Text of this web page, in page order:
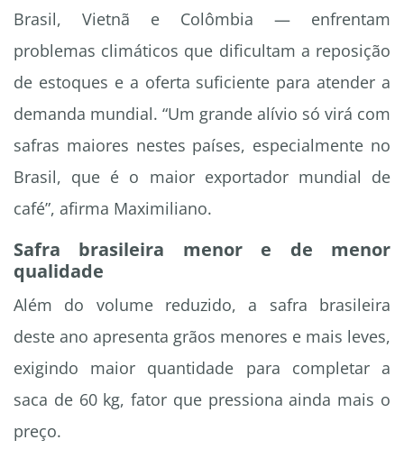
Brasil, Vietnã e Colômbia — enfrentam
problemas climáticos que dificultam a reposição
de estoques e a oferta suficiente para atender a
demanda mundial. “Um grande alívio só virá com
safras maiores nestes países, especialmente no
Brasil, que é o maior exportador mundial de
café”, afirma Maximiliano.
Safra brasileira menor e de menor
qualidade
Além do volume reduzido, a safra brasileira
deste ano apresenta grãos menores e mais leves,
exigindo maior quantidade para completar a
saca de 60 kg, fator que pressiona ainda mais o
preço.